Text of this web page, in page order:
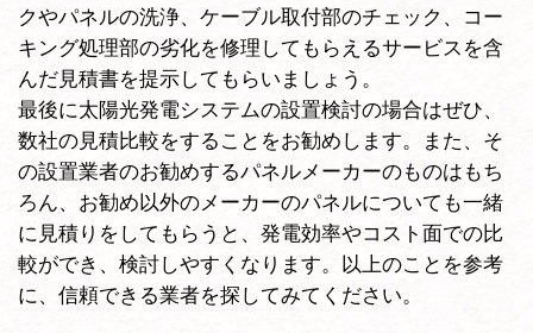
クやパネルの洗浄、ケーブル取付部のチェック、コー
キング処理部の劣化を修理してもらえるサービスを含
んだ見積書を提示してもらいましょう。
最後に太陽光発電システムの設置検討の場合はぜひ、
数社の見積比較をすることをお勧めします。また、そ
の設置業者のお勧めするパネルメーカーのものはもち
ろん、お勧め以外のメーカーのパネルについても一緒
に見積りをしてもらうと、発電効率やコスト面での比
較ができ、検討しやすくなります。以上のことを参考
に、信頼できる業者を探してみてください。